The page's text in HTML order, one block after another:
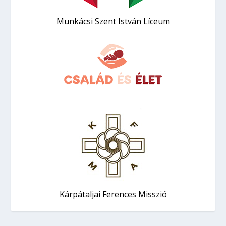
Munkácsi Szent István Líceum
Kárpátaljai Ferences Misszió